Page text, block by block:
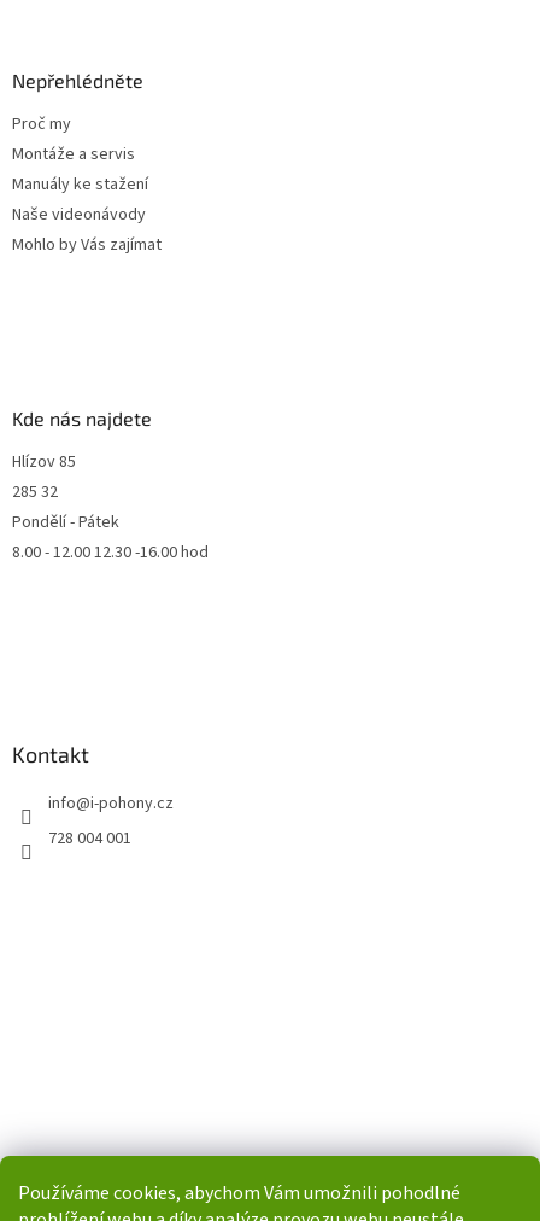
Používáme cookies, abychom Vám umožnili pohodlné
Nepřehlédněte
Proč my
Montáže a servis
Manuály ke stažení
Naše videonávody
Mohlo by Vás zajímat
Kde nás najdete
Hlízov 85
285 32
Pondělí - Pátek
8.00 - 12.00 12.30 -16.00 hod
Kontakt
info@i-pohony.cz
728 004 001